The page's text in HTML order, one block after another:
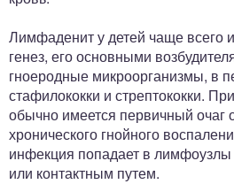
Лимфаденит у детей чаще всего
генез, его основными
гноеродные микроорганизмы, в
стафилококки и стрептококки.
обычно имеется первичный очаг
хронического гнойного
инфекция попадает в
или контактным путем.